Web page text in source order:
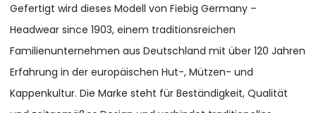
Gefertigt wird dieses Modell von Fiebig Germany –
Headwear since 1903, einem traditionsreichen
Familienunternehmen aus Deutschland mit über 120 Jahren
Erfahrung in der europäischen Hut-, Mützen- und
Kappenkultur. Die Marke steht für Beständigkeit, Qualität